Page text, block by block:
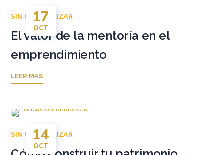
17
OCT
SIN CATEGORIZAR
El valor de la mentoría en el
emprendimiento
LEER MAS
14
OCT
SIN CATEGORIZAR